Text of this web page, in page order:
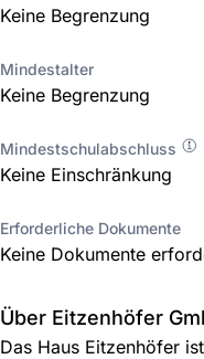
Keine Begrenzung
Mindestalter
Keine Begrenzung
Mindestschulabschluss
Keine Einschränkung
Erforderliche Dokumente
Keine Dokumente
Über Eitzenhöfer
Das Haus Eitzenhöfer